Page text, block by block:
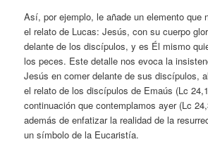
Así, por ejemplo, le añade un elemento que
el relato de Lucas: Jesús, con su cuerpo
delante de los discípulos, y es Él mismo
los peces. Este detalle nos evoca la
Jesús en comer delante de sus discípulos,
el relato de los discípulos de Emaús (Lc
continuación que contemplamos ayer (Lc
además de enfatizar la realidad de la
un símbolo de la Eucaristía.